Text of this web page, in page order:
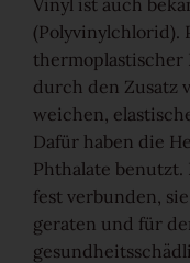
Dielen-
Stab-Optik
Strip-Optik
(Polyvinylchlorid).
thermoplastischer
durch den Zusatz
weichen,
Dafür haben die
Phthalate
fest verbunden,
geraten und für